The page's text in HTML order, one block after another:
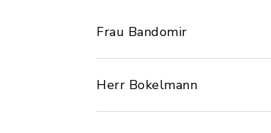
Frau Bandomir
Herr Bokelmann